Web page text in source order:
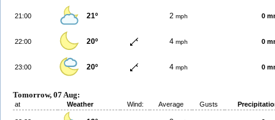
21:00 21º 2 mph 0
22:00 20º 4 mph 0
23:00 20º 4 mph 0
Tomorrow, 07 Aug:
at Weather Wind: Average Gusts